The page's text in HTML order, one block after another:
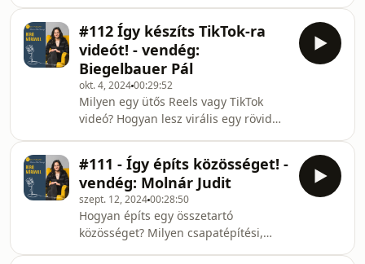
Magyar Ügyfélélmény Szövetség
elnöke, egyetemi oktató. Célja, hogy
segítsen vállalkozóknak az értékelések
és az ügyfélélmény
alakíthatunk ki magunkról pozitív
képet a digitális térben? 🎙️ A Kossuth
Rádióban ilyen és hasonló kérdésekről
beszélgettünk, ahol az online
testbeszéd és a digitális világban való
megjelenés volt a fókuszban. Ebben a
podcast adásban ezt az interjút
hallgathatjátok vissza.
#112 Így készíts TikTok-ra
videót! - vendég:
Biegelbauer Pál
okt. 4, 202400:29:52
Milyen egy ütős Reels vagy TikTok
videó? Hogyan lesz virális egy rövid
oda mielőtt belevágunk a
videókészítésbe? Podcast témánk: Így
készíts TikTok-ra videót! Meghívott
vendég: Biegelbauer Pál, az OFFSET
visual alapítója, kreatív direktor,
videós szakember. Célja, hogy olyan
történeteket alkosson csapatával,
#111 - Így építs közösséget! -
vendég: Molnár Judit
szept. 12, 202400:28:50
Hogyan építs egy összetartó
közösséget? Milyen csapatépítési,